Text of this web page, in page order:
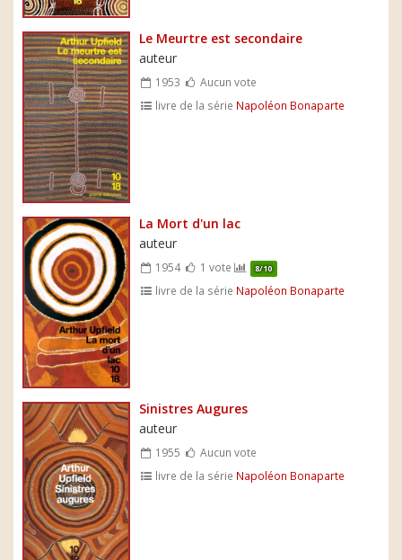
Le Meurtre est secondaire
auteur
1953
Aucun vote
livre de la série Napoléon Bonaparte
La Mort d'un lac
auteur
1954 1 vote 8/10
livre de la série Napoléon Bonaparte
Sinistres Augures
auteur
1955
Aucun vote
livre de la série Napoléon Bonaparte